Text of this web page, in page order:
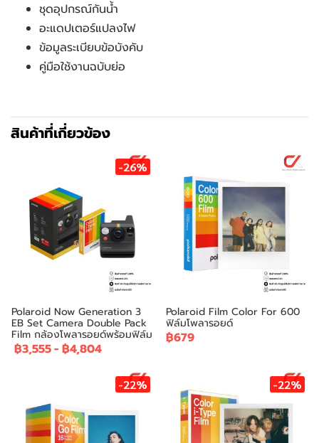
ชุดอุปกรณ์กันน้ำ
อะแดปเตอร์แปลงไฟ
ข้อมูลระเบียบข้อบังคับ
คู่มือใช้งานฉบับย่อ
สินค้าที่เกี่ยวข้อง
-26%
Polaroid Now Generation 3
EB Set Camera Double Pack
Film กล้องโพลารอยด์พร้อมฟิล์ม
฿3,555- ฿4,804
Polaroid Film Color For 600
ฟิล์มโพลารอยด์
฿679
-22% -22%